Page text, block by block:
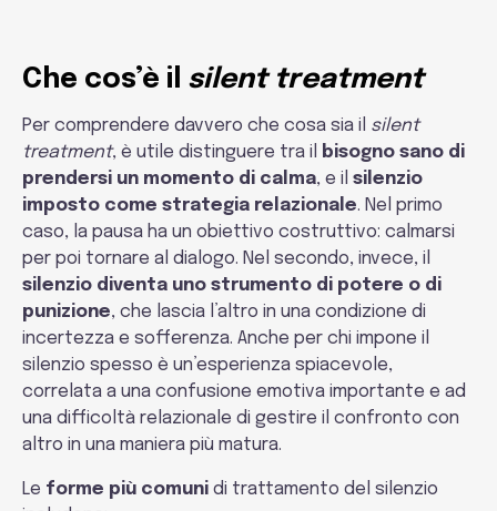
Che cos’è il silent treatment
Per comprendere davvero che cosa sia il silent
treatment, è utile distinguere tra il
bisogno sano di
prendersi un momento di calma, e il silenzio
imposto come strategia relazionale. Nel primo
caso, la pausa ha un obiettivo costruttivo: calmarsi
per poi tornare al dialogo. Nel secondo, invece, il
silenzio diventa uno strumento di potere o di
punizione, che lascia l’altro in una condizione di
incertezza e sofferenza. Anche per chi impone il
silenzio spesso è un’esperienza spiacevole,
correlata a una confusione emotiva importante e ad
una difficoltà relazionale di gestire il confronto con
altro in una maniera più matura.
Le forme più comuni di trattamento del silenzio